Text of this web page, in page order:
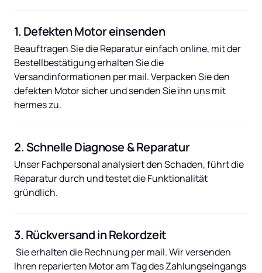
1. Defekten Motor einsenden
Beauftragen Sie die Reparatur einfach online, mit der
Bestellbestätigung erhalten Sie die
Versandinformationen per mail. Verpacken Sie den
defekten Motor sicher und senden Sie ihn uns mit
hermes zu.
2. Schnelle Diagnose & Reparatur
Unser Fachpersonal analysiert den Schaden, führt die
Reparatur durch und testet die Funktionalität
gründlich.
3. Rückversand in Rekordzeit
Ihren reparierten Motor am Tag des Zahlungseingangs